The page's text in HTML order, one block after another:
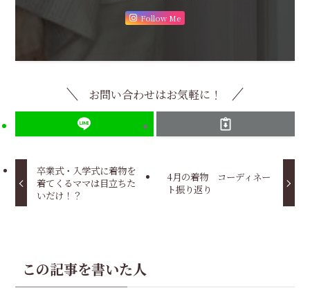
Follow Me
お問い合わせはお気軽に！
卒業式・入学式に着物を
着てくるママは目立ちた
いだけ！？
4月の着物 コーディネー
ト振り返り
この記事を書いた人